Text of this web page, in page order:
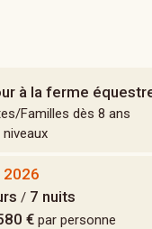
à la ferme
Familles dès 8 ans
2026
/ 7 nuits
€par personne